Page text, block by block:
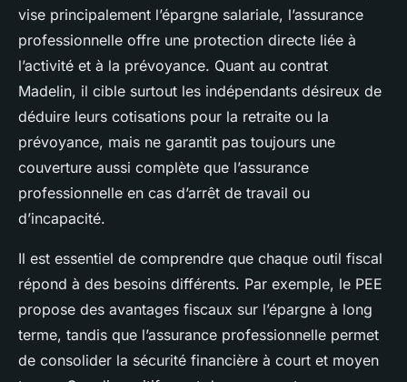
vise principalement l’épargne salariale, l’assurance
professionnelle offre une protection directe liée à
l’activité et à la prévoyance. Quant au contrat
Madelin, il cible surtout les indépendants désireux de
déduire leurs cotisations pour la retraite ou la
prévoyance, mais ne garantit pas toujours une
couverture aussi complète que l’assurance
professionnelle en cas d’arrêt de travail ou
d’incapacité.
Il est essentiel de comprendre que chaque outil fiscal
répond à des besoins différents. Par exemple, le PEE
propose des avantages fiscaux sur l’épargne à long
terme, tandis que l’assurance professionnelle permet
de consolider la sécurité financière à court et moyen